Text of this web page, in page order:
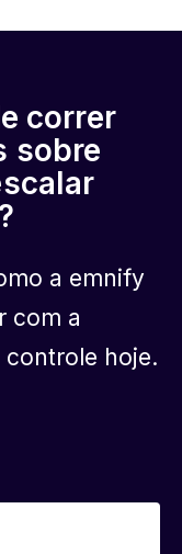
correr
sobre
a emnify
com a
controle hoje.